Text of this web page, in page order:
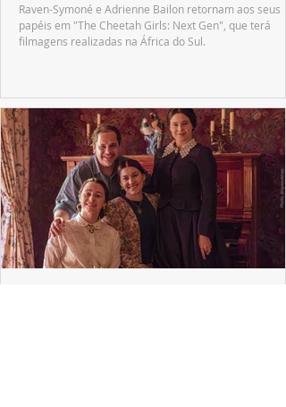
Raven-Symoné e Adrienne Bailon retornam aos seus
papéis em "The Cheetah Girls: Next Gen", que terá
filmagens realizadas na África do Sul.